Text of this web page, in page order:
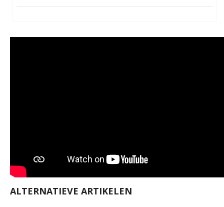
ALTERNATIEVE ARTIKELEN